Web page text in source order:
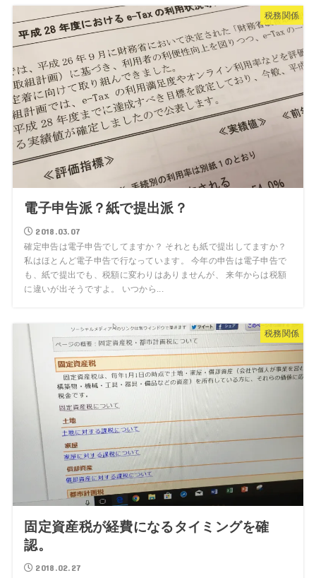
税務関係
電子申告派？紙で提出派？
2018.03.07
確定申告は電子申告でしてますか？ それとも紙で提出してますか？
私はほとんど電子申告で行なっています。 今年の申告は電子申告で
も、紙で提出でも、税額に変わりはありませんが、 来年からは税額
に違いが出そうですよ。 いつから...
税務関係
固定資産税が経費になるタイミングを確
認。
2018.02.27